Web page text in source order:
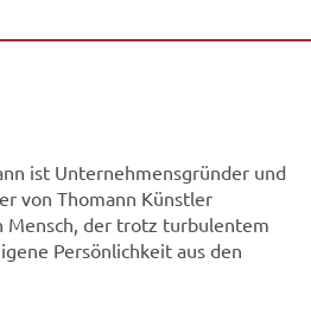
ist Unternehmensgründer und
von Thomann Künstler
Mensch, der trotz turbulentem
Persönlichkeit aus den